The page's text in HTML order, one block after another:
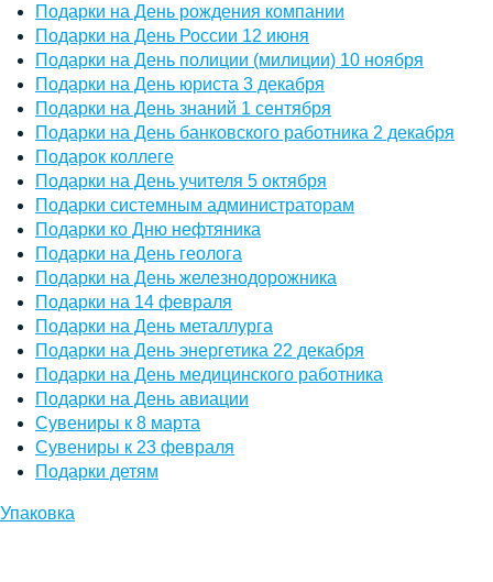
Подарки на День рождения компании
Подарки на День России 12 июня
Подарки на День полиции (милиции) 10 ноября
Подарки на День юриста 3 декабря
Подарки на День знаний 1 сентября
Подарки на День банковского работника 2 декабря
Подарок коллеге
Подарки на День учителя 5 октября
Подарки системным администраторам
Подарки ко Дню нефтяника
Подарки на День геолога
Подарки на День железнодорожника
Подарки на 14 февраля
Подарки на День металлурга
Подарки на День энергетика 22 декабря
Подарки на День медицинского работника
Подарки на День авиации
Сувениры к 8 марта
Сувениры к 23 февраля
Подарки детям
Упаковка